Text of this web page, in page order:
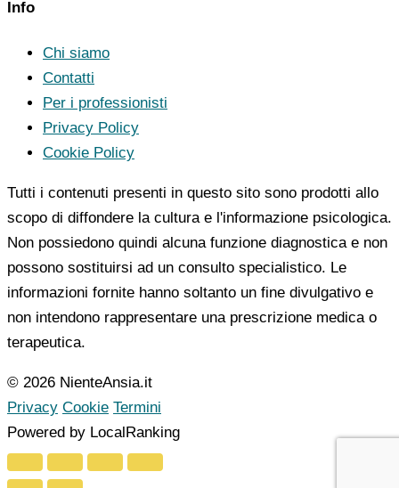
Info
Chi siamo
Contatti
Per i professionisti
Privacy Policy
Cookie Policy
Tutti i contenuti presenti in questo sito sono prodotti allo
scopo di diffondere la cultura e l'informazione psicologica.
Non possiedono quindi alcuna funzione diagnostica e non
possono sostituirsi ad un consulto specialistico. Le
informazioni fornite hanno soltanto un fine divulgativo e
non intendono rappresentare una prescrizione medica o
terapeutica.
© 2026 NienteAnsia.it
Privacy Cookie Termini
Powered by LocalRanking